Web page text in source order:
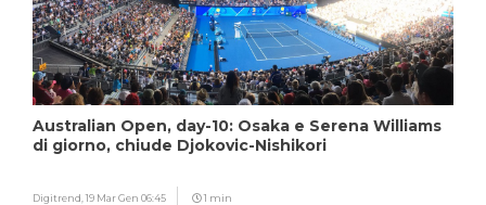
Australian Open, day-10: Osaka e Serena Williams
di giorno, chiude Djokovic-Nishikori
Digitrend,19 Mar Gen 06:45 1 min